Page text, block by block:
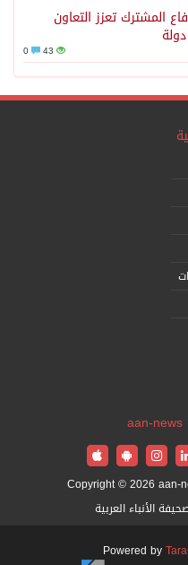
المشترك تعزز التعاون
43
Copyright © 2026 aan-
الأنباء العربية
Powered by